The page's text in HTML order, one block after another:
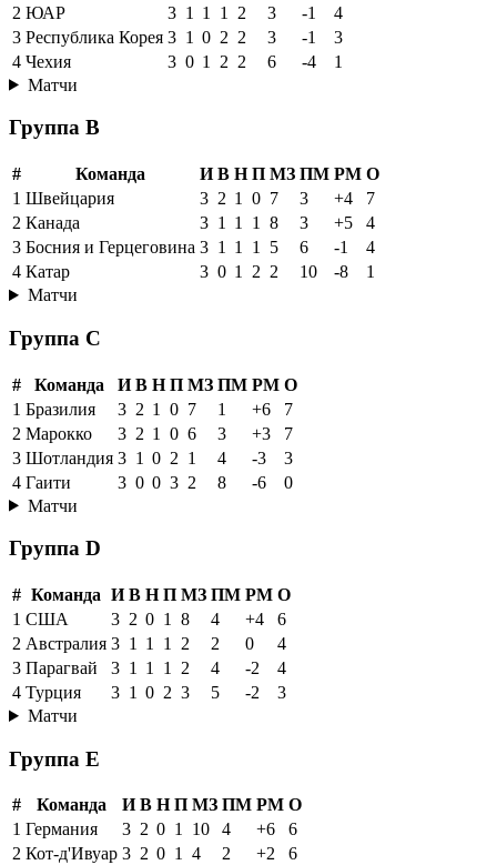
2 ЮАР 3 1 1 1 2 3 -1
4
3 Республика Корея 3 1 0 2 2 3 -1
3
4 Чехия 3 0 1 2 2 6 -4
1
Матчи
Группа B
# Команда И В Н П МЗ ПМ РМ О
1 Швейцария 3 2 1 0 7 3 +4
7
2 Канада 3 1 1 1 8 3 +5
4
3 Босния и Герцеговина 3 1 1 1 5 6 -1
4
4 Катар 3 0 1 2 2 10 -8
1
Матчи
Группа C
# Команда И В Н П МЗ ПМ РМ О
1 Бразилия 3 2 1 0 7 1 +6
7
2 Марокко 3 2 1 0 6 3 +3
7
3 Шотландия 3 1 0 2 1 4 -3
3
4 Гаити 3 0 0 3 2 8 -6
0
Матчи
Группа D
# Команда И В Н П МЗ ПМ РМ О
1 США 3 2 0 1 8 4 +4
6
2 Австралия 3 1 1 1 2 2 0
4
3 Парагвай 3 1 1 1 2 4 -2
4
4 Турция 3 1 0 2 3 5 -2
3
Матчи
Группа E
# Команда И В Н П МЗ ПМ РМ О
1 Германия 3 2 0 1 10 4 +6
6
2 Кот-д'Ивуар 3 2 0 1 4 2 +2
6